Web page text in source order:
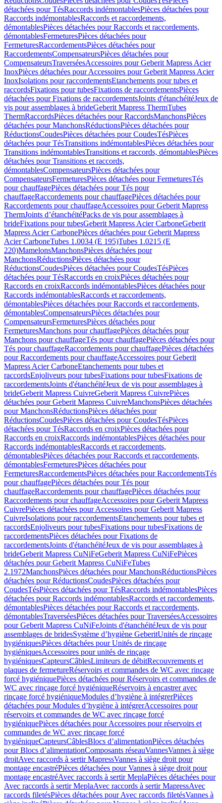
détachées pour TésRaccords indémontablesPièces détachées pour
Raccords indémontablesRaccords et raccordements,
démontablesPièces détachées pour Raccords et raccordements,
démontablesFermeturesPièces détachées pour
FermeturesRaccordementsPièces détachées pour
RaccordementsCompensateursPièces détachées pour
CompensateursTraverséesAccessoires pour Geberit Mapress Acier
InoxPièces détachées pour Accessoires pour Geberit Mapress Acier
InoxIsolations pour raccordementsEtanchements pour tubes et
raccordsFixations pour tubesFixations de raccordementsPièces
détachées pour Fixations de raccordementsJoints d'étanchéitéJeux de
vis pour assemblages à brideGeberit Mapress ThermTubes
ThermRaccordsPièces détachées pour RaccordsManchonsPièces
détachées pour ManchonsRéductionsPièces détachées pour
RéductionsCoudesPièces détachées pour CoudesTésPièces
détachées pour TésTransitions indémontablesPièces détachées pour
Transitions indémontablesTransitions et raccords, démontablesPièces
détachées pour Transitions et raccords,
démontablesCompensateursPièces détachées pour
CompensateursFermeturesPièces détachées pour FermeturesTés
pour chauffagePièces détachées pour Tés pour
chauffageRaccordements pour chauffagePièces détachées pour
Raccordements pour chauffageAccessoires pour Geberit Mapress
ThermJoints d’étanchéitéPacks de vis pour assemblages à
brideFixations pour tubesGeberit Mapress Acier CarboneGeberit
Mapress Acier CarbonePièces détachées pour Geberit Mapress
Acier CarboneTubes 1.0034 (E 195)Tubes 1.0215 (E
220)MamelonsManchonsPièces détachées pour
ManchonsRéductionsPièces détachées pour
RéductionsCoudesPièces détachées pour CoudesTésPièces
détachées pour TésRaccords en croixPièces détachées pour
Raccords en croixRaccords indémontablesPièces détachées pour
Raccords indémontablesRaccords et raccordements,
démontablesPièces détachées pour Raccords et raccordements,
démontablesCompensateursPièces détachées pour
CompensateursFermeturesPièces détachées pour
FermeturesManchons pour chauffagePièces détachées pour
Manchons pour chauffageTés pour chauffagePièces détachées pour
Tés pour chauffageRaccordements pour chauffagePièces détachées
pour Raccordements pour chauffageAccessoires pour Geberit
Mapress Acier CarboneEtanchements pour tubes et
raccordsEnjoliveurs pour tubesFixations pour tubesFixations de
raccordementsJoints d'étanchéitéJeux de vis pour assemblages à
brideGeberit Mapress CuivreGeberit Mapress CuivrePièces
détachées pour Geberit Mapress CuivreManchonsPièces détachées
pour ManchonsRéductionsPièces détachées pour
RéductionsCoudesPièces détachées pour CoudesTésPièces
détachées pour TésRaccords en croixPièces détachées pour
Raccords en croixRaccords indémontablesPièces détachées pour
Raccords indémontablesRaccords et raccordements,
démontablesPièces détachées pour Raccords et raccordements,
démontablesFermeturesPièces détachées pour
FermeturesRaccordementsPièces détachées pour RaccordementsTés
pour chauffagePièces détachées pour Tés pour
chauffageRaccordements pour chauffagePièces détachées pour
Raccordements pour chauffageAccessoires pour Geberit Mapress
CuivrePièces détachées pour Accessoires pour Geberit Mapress
CuivreIsolations pour raccordementsEtanchements pour tubes et
raccordsEnjoliveurs pour tubesFixations pour tubesFixations de
raccordementsPièces détachées pour Fixations de
raccordementsJoints d'étanchéitéJeux de vis pour assemblages à
brideGeberit Mapress CuNiFeGeberit Mapress CuNiFePièces
détachées pour Geberit Mapress CuNiFeTubes
2.1972ManchonsPièces détachées pour ManchonsRéductionsPièces
détachées pour RéductionsCoudesPièces détachées pour
CoudesTésPièces détachées pour TésRaccords indémontablesPièces
détachées pour Raccords indémontablesRaccords et raccordements,
démontablesPièces détachées pour Raccords et raccordements,
démontablesTraverséesPièces détachées pour TraverséesAccessoires
pour Geberit Mapress CuNiFeJoints d'étanchéitéJeux de vis pour
assemblages de bridesSystème d’hygiène GeberitUnités de rinçage
hygiéniquesPièces détachées pour Unités de rinçage
hygiéniquesAccessoires pour unités de rinçage
hygiéniquesCapteursCâblesLimiteurs de débitRecouvrements et
plaques de fermetureRéservoirs et commandes de WC avec rinçage
forcé hygiéniquePièces détachées pour Réservoirs et commandes de
WC avec rinçage forcé hygiéniqueRéservoirs à encastrer avec
rinçage forcé hygiéniqueModules d’hygiène à intégrerPièces
détachées pour Modules d’hygiène à intégrerAccessoires pour
réservoirs et commandes de WC avec rinçage forcé
hygiéniquePièces détachées pour Accessoires pour réservoirs et
commandes de WC avec rinçage forcé
hygiéniqueCapteursCâblesBlocs d’alimentationPièces détachées
pour Blocs d’alimentationComposants réseauVannesVannes à siège
droitAvec raccords à sertir MapressVannes à siège droit pour
montage encastréPièces détachées pour Vannes à siège droit pour
montage encastréAvec raccords à sertir MeplaPièces détachées pour
Avec raccords à sertir MeplaAvec raccords à sertir MapressAvec
raccords filetésPièces détachées pour Avec raccords filetésVannes à